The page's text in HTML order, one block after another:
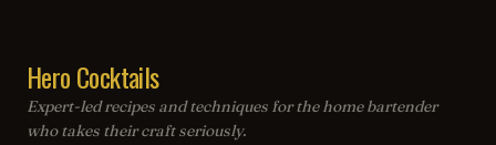
Hero Cocktails
Expert-led recipes and techniques for the home bartender
who takes their craft seriously.